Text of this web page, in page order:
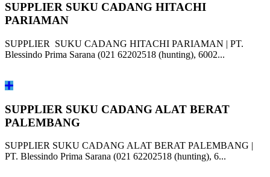
SUPPLIER SUKU CADANG HITACHI
PARIAMAN
SUPPLIER SUKU CADANG HITACHI PARIAMAN | PT.
Blessindo Prima Sarana (021 62202518 (hunting), 6002...
SUPPLIER SUKU CADANG ALAT BERAT
PALEMBANG
SUPPLIER SUKU CADANG ALAT BERAT PALEMBANG |
PT. Blessindo Prima Sarana (021 62202518 (hunting), 6...